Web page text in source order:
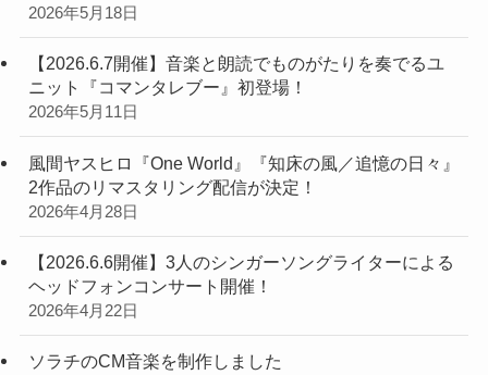
2026年5月18日
【2026.6.7開催】音楽と朗読でものがたりを奏でるユ
ニット『コマンタレブー』初登場！
2026年5月11日
風間ヤスヒロ『One World』『知床の風／追憶の日々』
2作品のリマスタリング配信が決定！
2026年4月28日
【2026.6.6開催】3人のシンガーソングライターによる
ヘッドフォンコンサート開催！
2026年4月22日
ソラチのCM音楽を制作しました